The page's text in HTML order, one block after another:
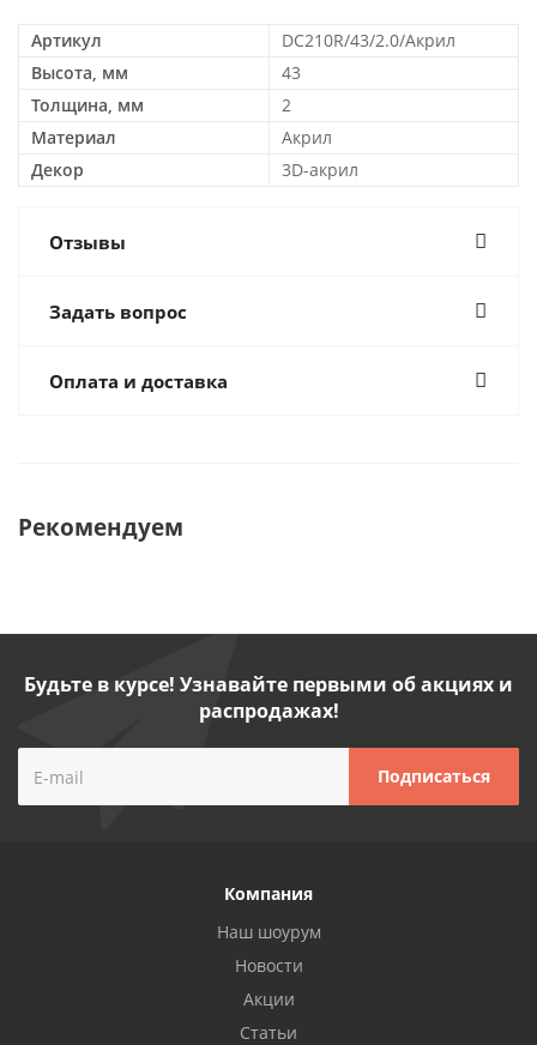
Артикул
DC210R/43/2.0/Акрил
Высота, мм
43
Толщина, мм
2
Материал
Акрил
Декор
3D-акрил
Отзывы
Задать вопрос
Оплата и доставка
Рекомендуем
Будьте в курсе! Узнавайте первыми об акциях и
распродажах!
Компания
Наш шоурум
Новости
Акции
Статьи